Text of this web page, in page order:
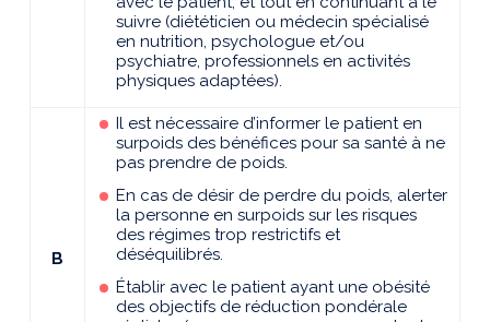
suivre (diététicien ou médecin spécialisé
en nutrition, psychologue et/ou
psychiatre, professionnels en activités
physiques adaptées).
B
Il est nécessaire d’informer le patient en
surpoids des bénéfices pour sa santé à ne
pas prendre de poids.
En cas de désir de perdre du poids, alerter
la personne en surpoids sur les risques
des régimes trop restrictifs et
déséquilibrés.
Établir avec le patient ayant une obésité
des objectifs de réduction pondérale